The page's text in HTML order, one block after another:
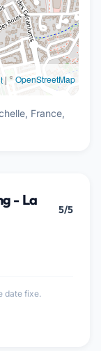
| ©OpenStreetMap
France,
- La
5/5
date fixe.